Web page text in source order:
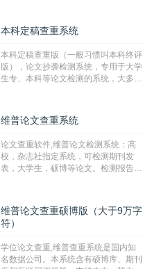
校用来检测硕博论文的系统，检测范围
广，数据来源真实，检测算法合理!本
字符数30万）
本科定稿查重系统
本科定稿查重版（一般习惯叫本科终评
版），论文抄袭检测系统，专用于大学
生专、本科等论文检测的系统，大多数
维普论文查重系统
论文查重软件,维普论文检测系统：高
校，杂志社指定系统，可检测期刊发
表，大学生，硕博等论文。检测报告支
维普论文查重硕博版（大于9万字
符）
学位论文查重,维普查重系统是国内知
名数据公司。本系统含有硕博库、期刊